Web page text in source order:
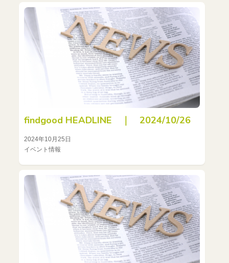
findgood HEADLINE ｜ 2024/10/26
2024年10月25日
イベント情報